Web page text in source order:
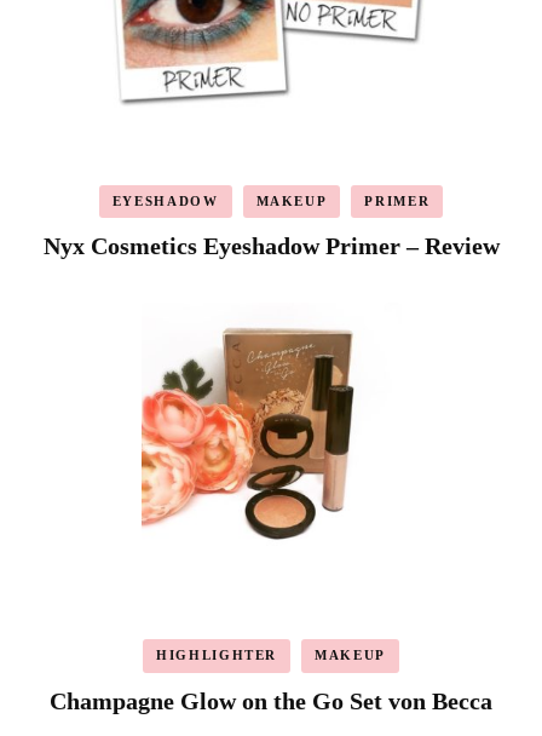
EYESHADOW MAKEUP PRIMER
Nyx Cosmetics Eyeshadow Primer – Review
HIGHLIGHTER MAKEUP
Champagne Glow on the Go Set von Becca